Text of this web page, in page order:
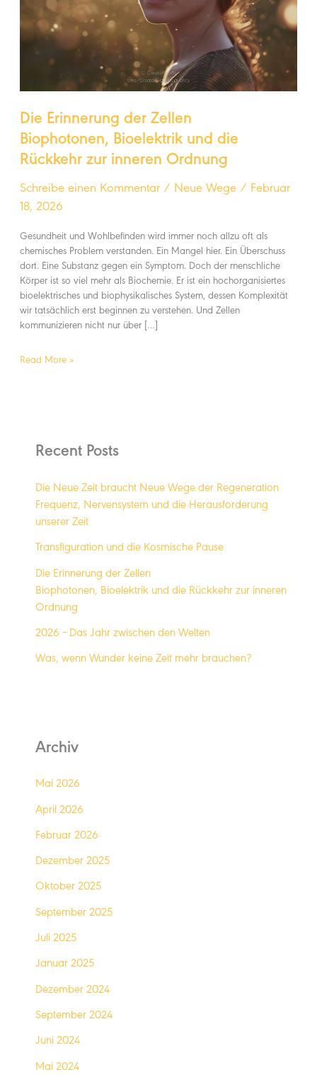
Die Erinnerung der Zellen
Biophotonen, Bioelektrik und die
Rückkehr zur inneren Ordnung
Schreibe einen Kommentar / Neue Wege / Februar
18, 2026
Gesundheit und Wohlbefinden wird immer noch allzu oft als
chemisches Problem verstanden. Ein Mangel hier. Ein Überschuss
dort. Eine Substanz gegen ein Symptom. Doch der menschliche
Körper ist so viel mehr als Biochemie. Er ist ein hochorganisiertes
bioelektrisches und biophysikalisches System, dessen Komplexität
wir tatsächlich erst beginnen zu verstehen. Und Zellen
kommunizieren nicht nur über […]
Rückkehr
inneren
Ordnung
Read More »
Recent Posts
Die Neue Zeit braucht Neue Wege der Regeneration
Frequenz, Nervensystem und die Herausforderung
unserer Zeit
Transfiguration und die Kosmische Pause
Die Erinnerung der Zellen
Biophotonen, Bioelektrik und die Rückkehr zur inneren
Ordnung
2026 – Das Jahr zwischen den Welten
Was, wenn Wunder keine Zeit mehr brauchen?
Archiv
Mai 2026
April 2026
Februar 2026
Dezember 2025
Oktober 2025
September 2025
Juli 2025
Januar 2025
Dezember 2024
September 2024
Juni 2024
Mai 2024